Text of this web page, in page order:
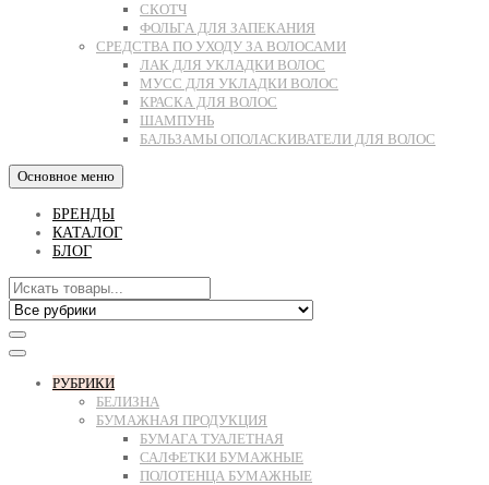
СКОТЧ
ФОЛЬГА ДЛЯ ЗАПЕКАНИЯ
СРЕДСТВА ПО УХОДУ ЗА ВОЛОСАМИ
ЛАК ДЛЯ УКЛАДКИ ВОЛОС
МУСС ДЛЯ УКЛАДКИ ВОЛОС
КРАСКА ДЛЯ ВОЛОС
ШАМПУНЬ
БАЛЬЗАМЫ ОПОЛАСКИВАТЕЛИ ДЛЯ ВОЛОС
Основное меню
БРЕНДЫ
КАТАЛОГ
БЛОГ
РУБРИКИ
БЕЛИЗНА
БУМАЖНАЯ ПРОДУКЦИЯ
БУМАГА ТУАЛЕТНАЯ
САЛФЕТКИ БУМАЖНЫЕ
ПОЛОТЕНЦА БУМАЖНЫЕ